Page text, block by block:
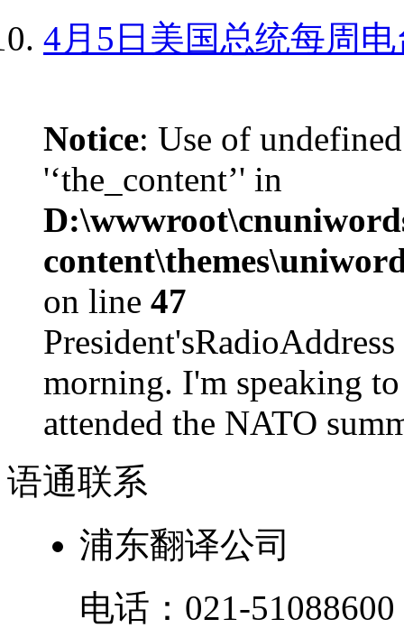
4月5日美国总统每周
Notice: Use of
'‘the_content’' in
on line 47
morning. I'm speaking
attended the NATO
语通联系
浦东翻译公司
电话： 021-51088600